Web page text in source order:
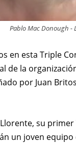
Pablo Mac Donough -
en esta Triple
de la
por Juan
su
un joven